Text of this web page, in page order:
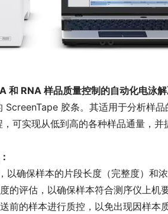
RNA 样品质量控制的自动化电泳解
胶条。其适用于分析样
可实现从低到高的各种样品通量，并
以确保样本的片段长度（完整度）和浓
的评估，以确保样本符合测序仪上机要
前的样本进行质控，以免出现因样本